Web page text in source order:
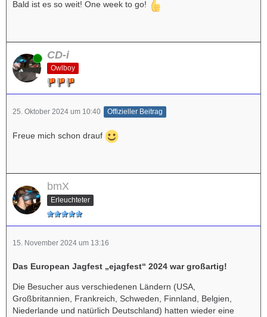
Bald ist es so weit! One week to go!
Online CD-i
Owlboy
25. Oktober 2024 um 10:40 Offizieller Beitrag
Freue mich schon drauf
bmX
Erleuchteter
15. November 2024 um 13:16
Das European Jagfest „ejagfest“ 2024 war großartig!
Die Besucher aus verschiedenen Ländern (USA,
Großbritannien, Frankreich, Schweden, Finnland, Belgien,
Niederlande und natürlich Deutschland) hatten wieder eine